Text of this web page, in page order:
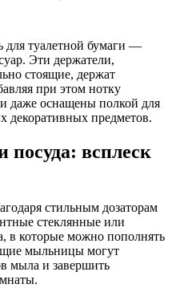
туалетной бумаги —
Эти держатели,
стоящие, держат
при этом нотку
даже оснащены полкой для
декоративных предметов.
всплеск
стильным дозаторам
стеклянные или
в которые можно пополнять
мыльницы могут
мыла и завершить